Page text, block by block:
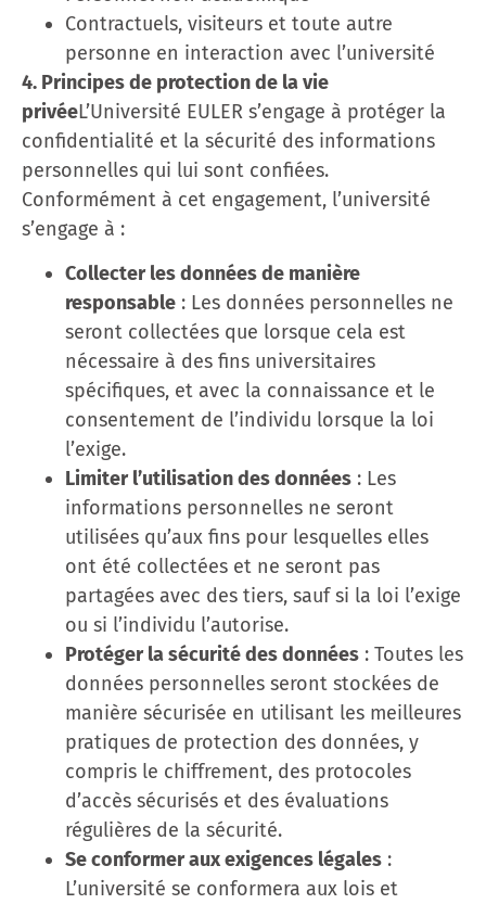
Contractuels, visiteurs et toute autre
personne en interaction avec l’université
4. Principes de protection de la vie
privéeL’Université EULER s’engage à protéger la
confidentialité et la sécurité des informations
personnelles qui lui sont confiées.
Conformément à cet engagement, l’université
s’engage à :
Collecter les données de manière
responsable : Les données personnelles ne
seront collectées que lorsque cela est
nécessaire à des fins universitaires
spécifiques, et avec la connaissance et le
consentement de l’individu lorsque la loi
l’exige.
Limiter l’utilisation des données : Les
informations personnelles ne seront
utilisées qu’aux fins pour lesquelles elles
ont été collectées et ne seront pas
partagées avec des tiers, sauf si la loi l’exige
ou si l’individu l’autorise.
Protéger la sécurité des données : Toutes les
données personnelles seront stockées de
manière sécurisée en utilisant les meilleures
pratiques de protection des données, y
compris le chiffrement, des protocoles
d’accès sécurisés et des évaluations
régulières de la sécurité.
Se conformer aux exigences légales :
L’université se conformera aux lois et